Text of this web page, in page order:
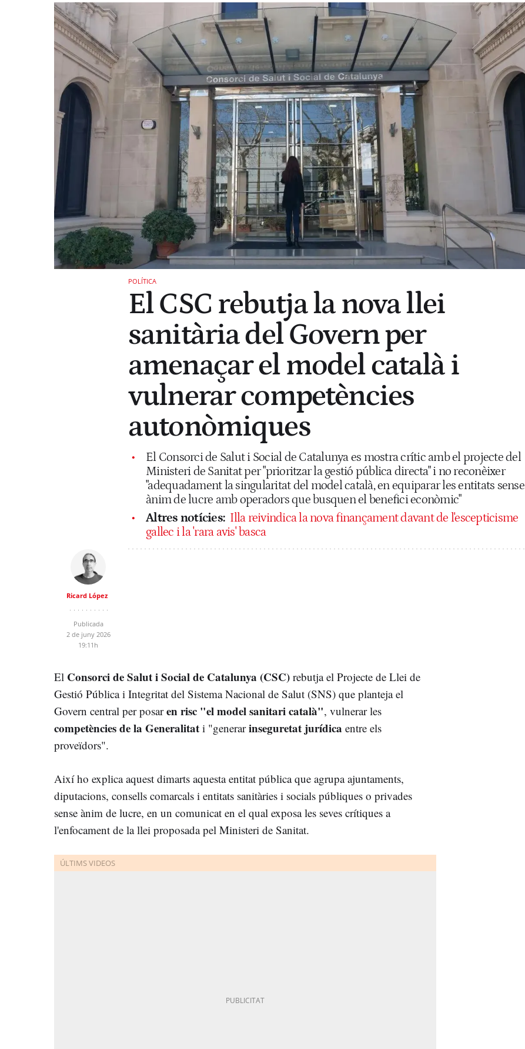
POLÍTICA
El CSC rebutja la nova llei
sanitària del Govern per
amenaçar el model català i
vulnerar competències
autonòmiques
El Consorci de Salut i Social de Catalunya es mostra crític amb el projecte del
Ministeri de Sanitat per "prioritzar la gestió pública directa" i no reconèixer
"adequadament la singularitat del model català, en equiparar les entitats sense
ànim de lucre amb operadors que busquen el benefici econòmic"
Altres notícies: Illa reivindica la nova finançament davant de l'escepticisme
gallec i la 'rara avis' basca
Ricard López
Publicada
2 de juny 2026
19:11h
El Consorci de Salut i Social de Catalunya (CSC) rebutja el Projecte de Llei de
Gestió Pública i Integritat del Sistema Nacional de Salut (SNS) que planteja el
Govern central per posaren risc "el model sanitari català", vulnerar les
competències de la Generalitat i "generarinseguretat jurídica entre els
proveïdors".
Així ho explica aquest dimarts aquesta entitat pública que agrupa ajuntaments,
diputacions, consells comarcals i entitats sanitàries i socials públiques o privades
sense ànim de lucre, en un comunicat en el qual exposa les seves crítiques a
l'enfocament de la llei proposada pel Ministeri de Sanitat.